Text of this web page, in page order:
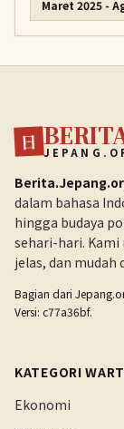
Maret 2025 -
日
dalam bahasa
hingga budaya
sehari-hari. Kami
jelas, dan mudah
Bagian dari
Versi: c77a36bf.
KATEGORI
Ekonomi